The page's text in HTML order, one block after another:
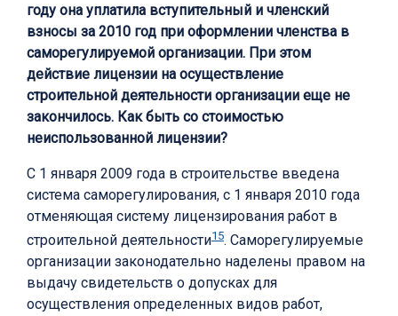
году она уплатила вступительный и членский
взносы за 2010 год при оформлении членства в
саморегулируемой организации. При этом
действие лицензии на осуществление
строительной деятельности организации еще не
закончилось. Как быть со стоимостью
неиспользованной лицензии?
С 1 января 2009 года в строительстве введена
система саморегулирования, с 1 января 2010 года
отменяющая систему лицензирования работ в
строительной деятельности15. Саморегулируемые
организации законодательно наделены правом на
выдачу свидетельств о допусках для
осуществления определенных видов работ,